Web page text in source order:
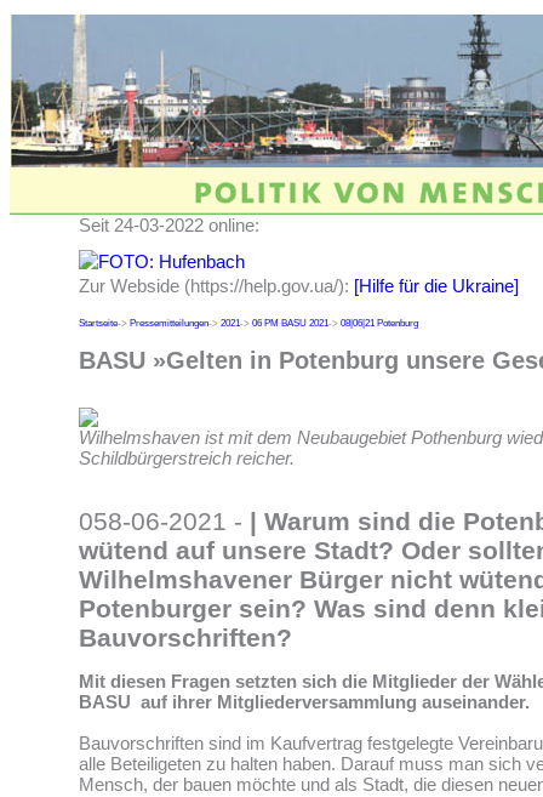
Seit 24-03-2022 online:
Zur Webside (https://help.gov.ua/): [Hilfe für die Ukraine]
Startseite-> Pressemitteilungen-> 2021-> 06 PM BASU 2021-> 08|06|21 Potenburg
BASU »Gelten in Potenburg unsere
Wilhelmshaven ist mit dem Neubaugebiet Pothenburg
Schildbürgerstreich reicher.
058-06-2021 - | Warum sind die
wütend auf unsere Stadt? Oder
Wilhelmshavener Bürger nicht
Potenburger sein? Was sind denn
Bauvorschriften?
Mit diesen Fragen setzten sich die Mitglieder der
BASU auf ihrer Mitgliederversammlung auseinander.
Bauvorschriften sind im Kaufvertrag festgelegte
alle Beteiligeten zu halten haben. Darauf muss man sich
Mensch, der bauen möchte und als Stadt, die diesen